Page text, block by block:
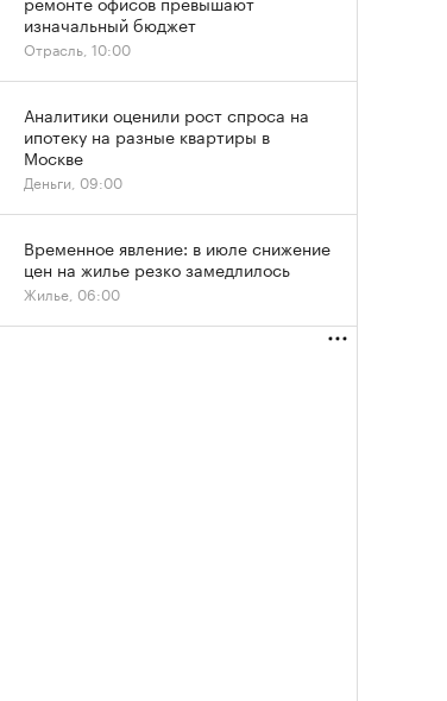
изначальный бюджет
Отрасль, 10:00
Аналитики оценили рост спроса на
ипотеку на разные квартиры в
Москве
Деньги, 09:00
Временное явление: в июле снижение
цен на жилье резко замедлилось
Жилье, 06:00